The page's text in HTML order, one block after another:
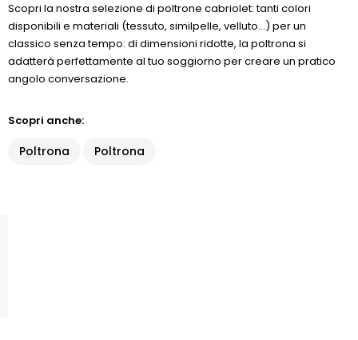
Scopri la nostra selezione di poltrone cabriolet: tanti colori
disponibili e materiali (tessuto, similpelle, velluto...) per un
classico senza tempo: di dimensioni ridotte, la poltrona si
adatterà perfettamente al tuo soggiorno per creare un pratico
angolo conversazione.
Scopri anche:
Poltrona Poltrona